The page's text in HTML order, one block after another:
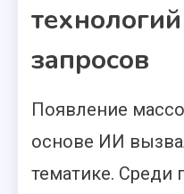
запросов
Появление
основе ИИ
тематике. Среди